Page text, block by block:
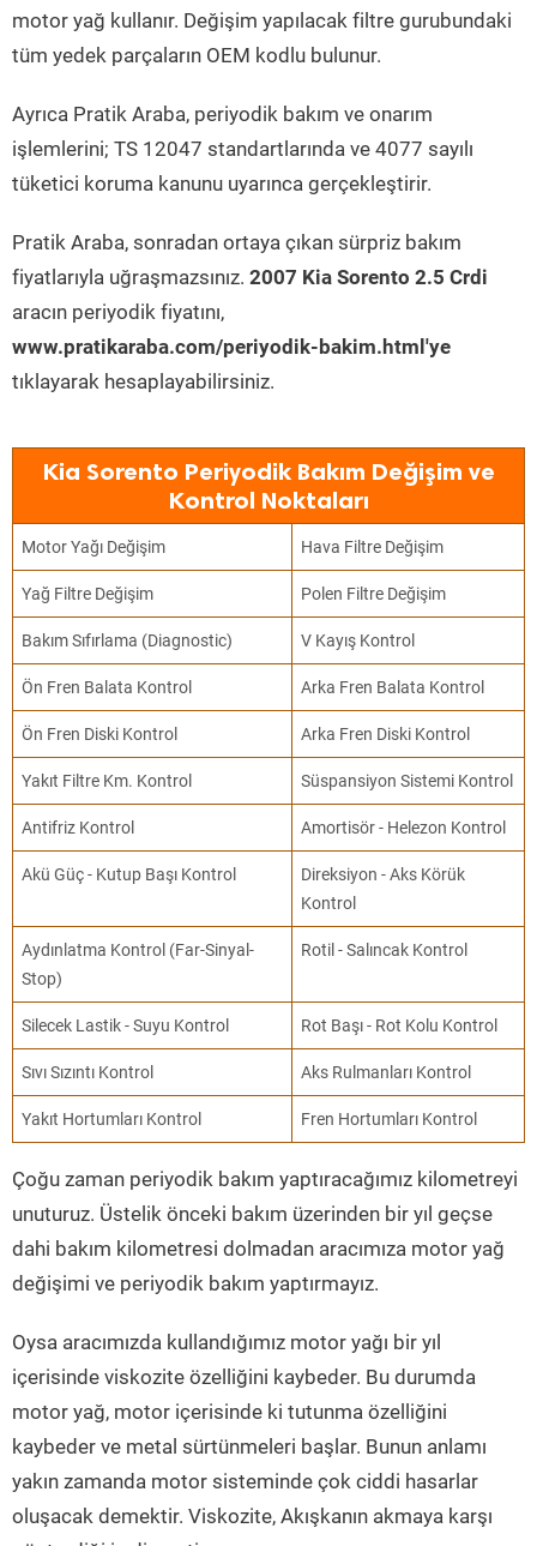
motor yağ kullanır. Değişim yapılacak filtre gurubundaki
tüm yedek parçaların OEM kodlu bulunur.
Ayrıca Pratik Araba, periyodik bakım ve onarım
işlemlerini; TS 12047 standartlarında ve 4077 sayılı
tüketici koruma kanunu uyarınca gerçekleştirir.
Pratik Araba, sonradan ortaya çıkan sürpriz bakım
fiyatlarıyla uğraşmazsınız. 2007 Kia Sorento 2.5 Crdi
aracın periyodik fiyatını,
www.pratikaraba.com/periyodik-bakim.html'ye
tıklayarak hesaplayabilirsiniz.
Kia Sorento Periyodik Bakım Değişim ve
Kontrol Noktaları
Motor Yağı Değişim Hava Filtre Değişim
Yağ Filtre Değişim Polen Filtre Değişim
Bakım Sıfırlama (Diagnostic) V Kayış Kontrol
Ön Fren Balata Kontrol Arka Fren Balata Kontrol
Ön Fren Diski Kontrol Arka Fren Diski Kontrol
Yakıt Filtre Km. Kontrol Süspansiyon Sistemi Kontrol
Antifriz Kontrol Amortisör - Helezon Kontrol
Akü Güç - Kutup Başı Kontrol
Direksiyon - Aks Körük
Kontrol
Aydınlatma Kontrol (Far-Sinyal-
Stop)
Rotil - Salıncak Kontrol
Silecek Lastik - Suyu Kontrol Rot Başı - Rot Kolu Kontrol
Sıvı Sızıntı Kontrol Aks Rulmanları Kontrol
Yakıt Hortumları Kontrol Fren Hortumları Kontrol
Çoğu zaman periyodik bakım yaptıracağımız kilometreyi
unuturuz. Üstelik önceki bakım üzerinden bir yıl geçse
dahi bakım kilometresi dolmadan aracımıza motor yağ
değişimi ve periyodik bakım yaptırmayız.
Oysa aracımızda kullandığımız motor yağı bir yıl
içerisinde viskozite özelliğini kaybeder. Bu durumda
motor yağ, motor içerisinde ki tutunma özelliğini
kaybeder ve metal sürtünmeleri başlar. Bunun anlamı
yakın zamanda motor sisteminde çok ciddi hasarlar
oluşacak demektir. Viskozite, Akışkanın akmaya karşı